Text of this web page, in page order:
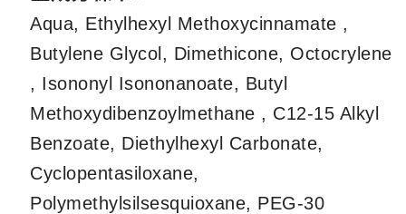
Aqua, Ethylhexyl Methoxycinnamate ,
Butylene Glycol, Dimethicone, Octocrylene
, Isononyl Isononanoate, Butyl
Methoxydibenzoylmethane , C12-15 Alkyl
Benzoate, Diethylhexyl Carbonate,
Cyclopentasiloxane,
Polymethylsilsesquioxane, PEG-30